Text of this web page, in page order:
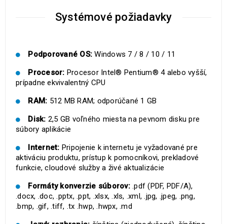
Systémové požiadavky
Podporované OS:Windows 7 / 8 / 10 / 11
Procesor: Procesor Intel® Pentium® 4 alebo vyšší,
prípadne ekvivalentný CPU
RAM: 512 MB RAM; odporúčané 1 GB
Disk: 2,5 GB voľného miesta na pevnom disku pre
súbory aplikácie
Internet: Pripojenie k internetu je vyžadované pre
aktiváciu produktu, prístup k pomocníkovi, prekladové
funkcie, cloudové služby a živé aktualizácie
Formáty konverzie súborov:.pdf (PDF, PDF/A),
.docx, .doc, .pptx, .ppt, .xlsx, .xls, .xml, .jpg, .jpeg, .png,
.bmp, .gif, .tiff, .tx .hwp, .hwpx, .md